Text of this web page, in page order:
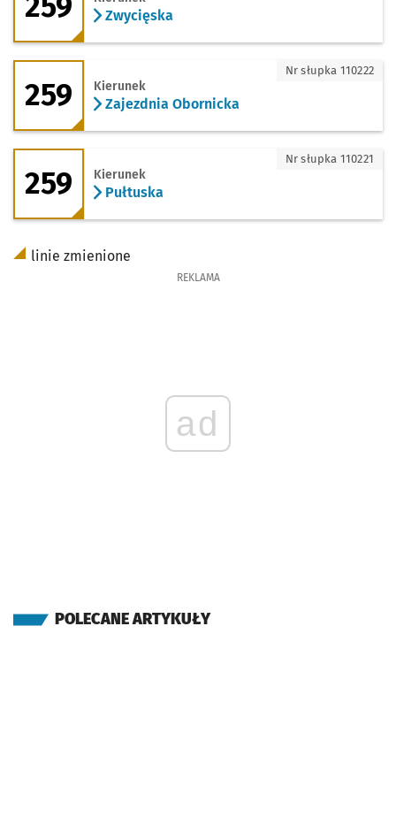
Zwycięska
259 - kierunek Zajezdnia Obornicka
259 Kierunek
Zajezdnia Obornicka
Nr słupka 110222
259 - kierunek Pułtuska
259 Kierunek
Pułtuska
Nr słupka 110221
linie zmienione
REKLAMA
ad
POLECANE ARTYKUŁY